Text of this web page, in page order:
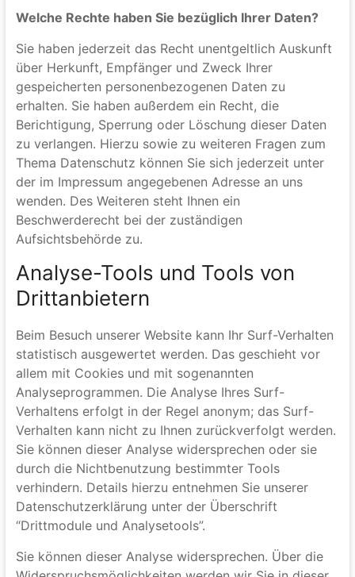
Ein Teil der Daten wird erhoben, um eine fehlerfreie
Bereitstellung der Website zu gewährleisten. Andere
Daten können zur Analyse Ihres Nutzerverhaltens
verwendet werden.
Welche Rechte haben Sie bezüglich Ihrer Daten?
Sie haben jederzeit das Recht unentgeltlich Auskunft
über Herkunft, Empfänger und Zweck Ihrer
gespeicherten personenbezogenen Daten zu
erhalten. Sie haben außerdem ein Recht, die
Berichtigung, Sperrung oder Löschung dieser Daten
zu verlangen. Hierzu sowie zu weiteren Fragen zum
Thema Datenschutz können Sie sich jederzeit unter
der im Impressum angegebenen Adresse an uns
wenden. Des Weiteren steht Ihnen ein
Beschwerderecht bei der zuständigen
Analyse-Tools und Tools von
Drittanbietern
Beim Besuch unserer Website kann Ihr Surf-Verhalten
statistisch ausgewertet werden. Das geschieht vor
allem mit Cookies und mit sogenannten
Analyseprogrammen. Die Analyse Ihres Surf-
Verhaltens erfolgt in der Regel anonym; das Surf-
Verhalten kann nicht zu Ihnen zurückverfolgt werden.
Sie können dieser Analyse widersprechen oder sie
durch die Nichtbenutzung bestimmter Tools
verhindern. Details hierzu entnehmen Sie unserer